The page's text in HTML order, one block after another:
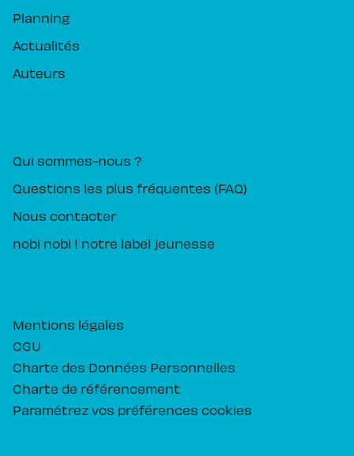
Planning
Actualités
Auteurs
Qui sommes-nous ?
Questions les plus fréquentes (FAQ)
Nous contacter
nobi nobi ! notre label jeunesse
Mentions légales
CGU
Charte des Données Personnelles
Charte de référencement
Paramétrez vos préférences cookies